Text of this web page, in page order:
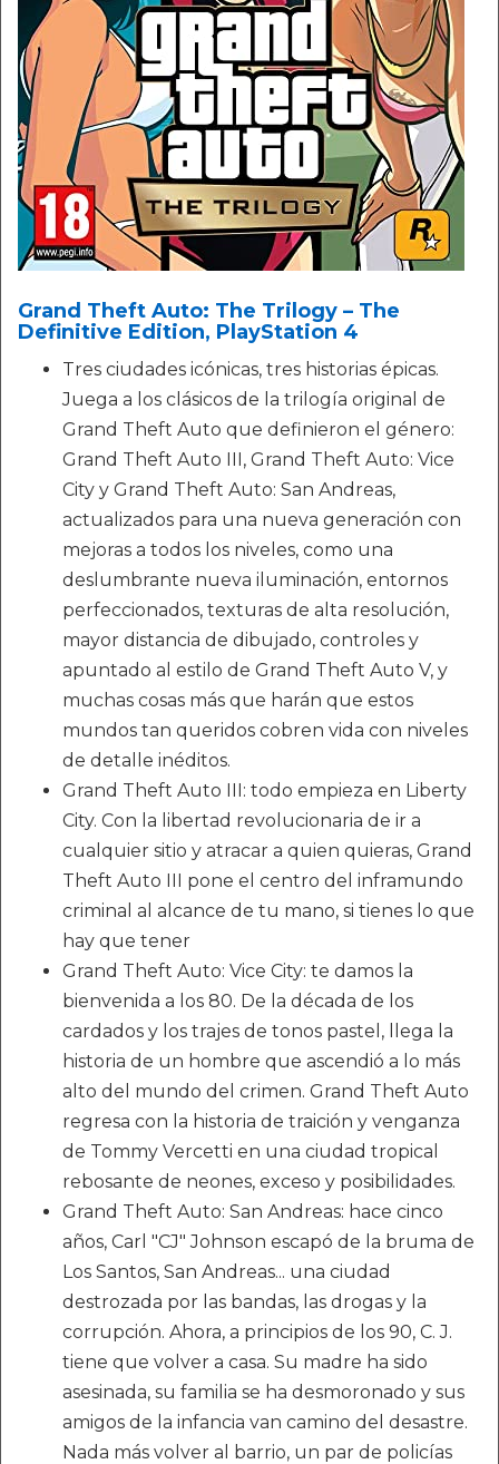
Grand Theft Auto: The Trilogy – The
Definitive Edition, PlayStation 4
Tres ciudades icónicas, tres historias épicas.
Juega a los clásicos de la trilogía original de
Grand Theft Auto que definieron el género:
Grand Theft Auto III, Grand Theft Auto: Vice
City y Grand Theft Auto: San Andreas,
actualizados para una nueva generación con
mejoras a todos los niveles, como una
deslumbrante nueva iluminación, entornos
perfeccionados, texturas de alta resolución,
mayor distancia de dibujado, controles y
apuntado al estilo de Grand Theft Auto V, y
muchas cosas más que harán que estos
mundos tan queridos cobren vida con niveles
de detalle inéditos.
Grand Theft Auto III: todo empieza en Liberty
City. Con la libertad revolucionaria de ir a
cualquier sitio y atracar a quien quieras, Grand
Theft Auto III pone el centro del inframundo
criminal al alcance de tu mano, si tienes lo que
hay que tener
Grand Theft Auto: Vice City: te damos la
bienvenida a los 80. De la década de los
cardados y los trajes de tonos pastel, llega la
historia de un hombre que ascendió a lo más
alto del mundo del crimen. Grand Theft Auto
regresa con la historia de traición y venganza
de Tommy Vercetti en una ciudad tropical
rebosante de neones, exceso y posibilidades.
Grand Theft Auto: San Andreas: hace cinco
años, Carl "CJ" Johnson escapó de la bruma de
Los Santos, San Andreas... una ciudad
destrozada por las bandas, las drogas y la
corrupción. Ahora, a principios de los 90, C. J.
tiene que volver a casa. Su madre ha sido
asesinada, su familia se ha desmoronado y sus
amigos de la infancia van camino del desastre.
Nada más volver al barrio, un par de policías